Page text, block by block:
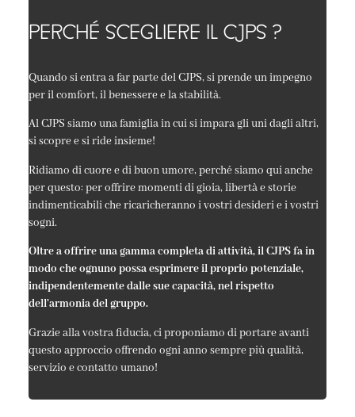
PERCHÉ SCEGLIERE IL CJPS ?
Quando si entra a far parte del CJPS, si prende un impegno
per il comfort, il benessere e la stabilità.
Al CJPS siamo una famiglia in cui si impara gli uni dagli altri,
si scopre e si ride insieme!
Ridiamo di cuore e di buon umore, perché siamo qui anche
per questo: per offrire momenti di gioia, libertà e storie
indimenticabili che ricaricheranno i vostri desideri e i vostri
sogni.
Oltre a offrire una gamma completa di attività, il CJPS fa in
modo che ognuno possa esprimere il proprio potenziale,
indipendentemente dalle sue capacità, nel rispetto
dell’armonia del gruppo.
Grazie alla vostra fiducia, ci proponiamo di portare avanti
questo approccio offrendo ogni anno sempre più qualità,
servizio e contatto umano!